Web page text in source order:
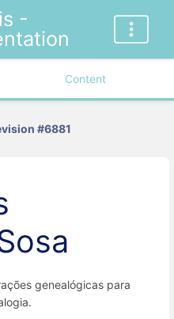
-
Content
#6881
genealógicas para